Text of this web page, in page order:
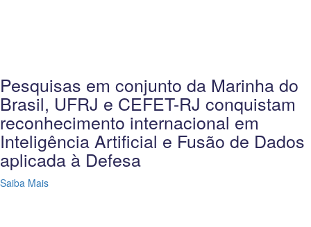
Pesquisas em conjunto da Marinha do
Brasil, UFRJ e CEFET-RJ conquistam
reconhecimento internacional em
Inteligência Artificial e Fusão de Dados
aplicada à Defesa
Saiba Mais